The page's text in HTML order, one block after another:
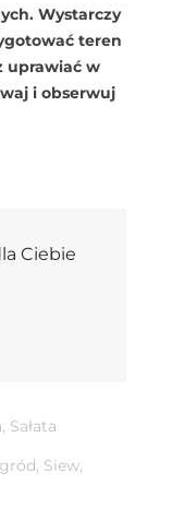
Wystarczy
teren
uprawiać w
i obserwuj
Ciebie
, Sałata
, Siew,